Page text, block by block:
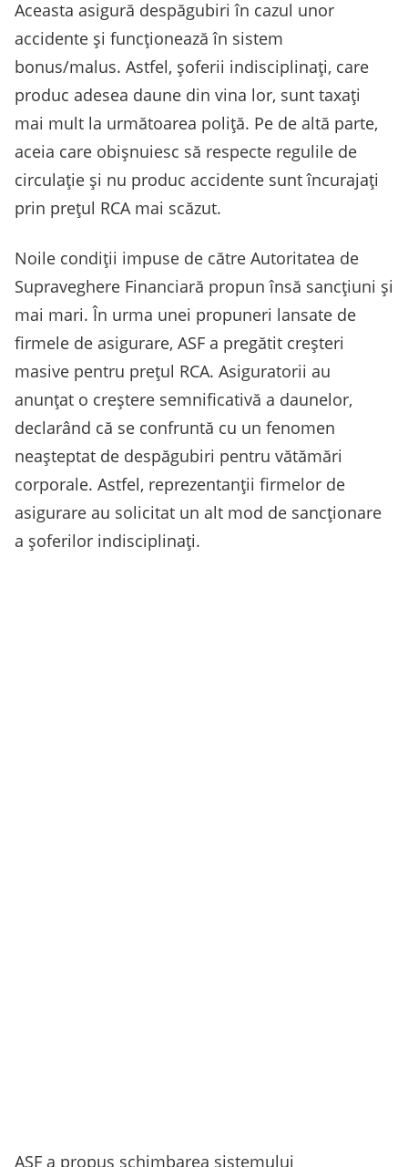
Aceasta asigură despăgubiri în cazul unor
accidente și funcționează în sistem
bonus/malus. Astfel, șoferii indisciplinați, care
produc adesea daune din vina lor, sunt taxați
mai mult la următoarea poliță. Pe de altă parte,
aceia care obișnuiesc să respecte regulile de
circulație și nu produc accidente sunt încurajați
prin prețul RCA mai scăzut.
Noile condiții impuse de către Autoritatea de
Supraveghere Financiară propun însă sancțiuni și
mai mari. În urma unei propuneri lansate de
firmele de asigurare, ASF a pregătit creșteri
masive pentru prețul RCA. Asiguratorii au
anunțat o creștere semnificativă a daunelor,
declarând că se confruntă cu un fenomen
neașteptat de despăgubiri pentru vătămări
corporale. Astfel, reprezentanții firmelor de
asigurare au solicitat un alt mod de sancționare
a șoferilor indisciplinați.
ASF a propus schimbarea sistemului